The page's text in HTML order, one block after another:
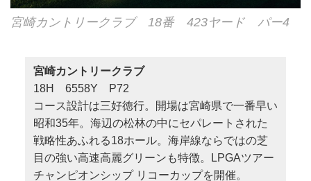
宮崎カントリークラブ 18番 423ヤード パー4
宮崎カントリークラブ
18H 6558Y P72
コース設計は三好徳行。開場は宮崎県で一番早い
昭和35年。海辺の松林の中にセパレートされた
戦略性あふれる18ホール。海岸線ならではの芝
目の強い高速高麗グリーンも特徴。LPGAツアー
チャンピオンシップ リコーカップを開催。